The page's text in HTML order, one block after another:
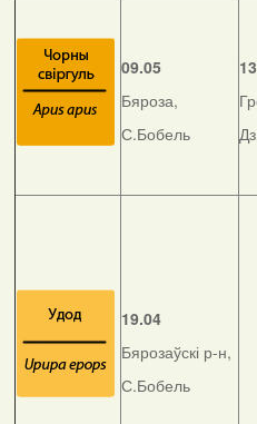
09.05
Бяроза,
С.Бобель
19.04
Бярозаўскі р-н,
С.Бобель